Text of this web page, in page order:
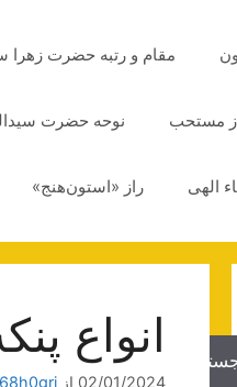
مقام و رتبه حضرت زهرا
مستحب نوحه حضرت
الهی راز «استون‌هنج»
انواع
02/01/2024 از